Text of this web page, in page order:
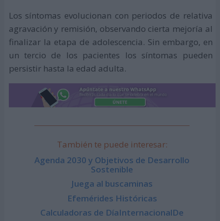
Los síntomas evolucionan con periodos de relativa
agravación y remisión, observando cierta mejoría al
finalizar la etapa de adolescencia. Sin embargo, en
un tercio de los pacientes los síntomas pueden
persistir hasta la edad adulta.
También te puede interesar:
Agenda 2030 y Objetivos de Desarrollo
Sostenible
Juega al buscaminas
Efemérides Históricas
Calculadoras de DíaInternacionalDe